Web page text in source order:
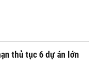
thủ tục 6 dự án lớn